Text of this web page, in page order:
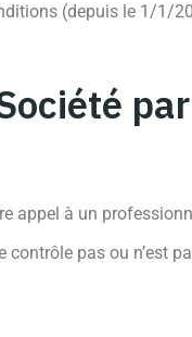
(depuis le 1/1/
appel à un
pas ou n’est